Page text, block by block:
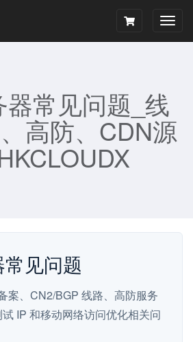
常见问题_线
高防、CDN源
见问题
案、CN2/BGP 线路、高防服务
IP 和移动网络访问优化相关问